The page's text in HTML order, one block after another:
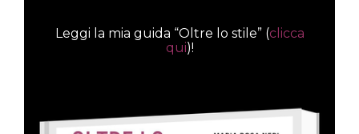
Leggi la mia guida “Oltre lo stile” (clicca
qui)!